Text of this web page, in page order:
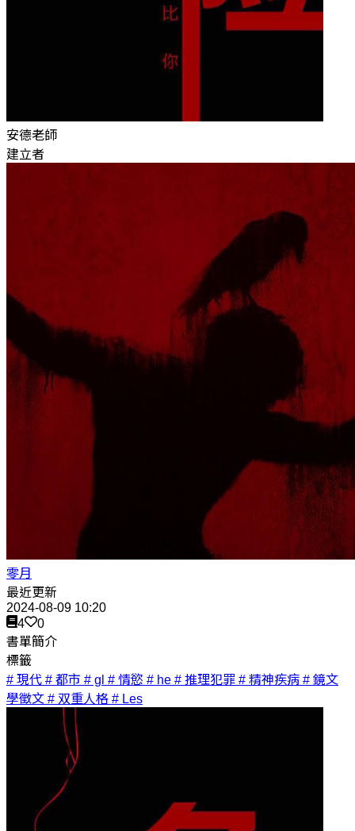
安德老師
建立者
零月
最近更新
2024-08-09 10:20
4
0
書單簡介
標籤
# 現代 # 都市 # gl # 情慾 # he # 推理犯罪 # 精神疾病 # 鏡文
學徵文 # 双重人格 # Les